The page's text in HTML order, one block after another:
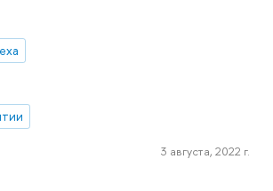
3 августа, 2022 г.